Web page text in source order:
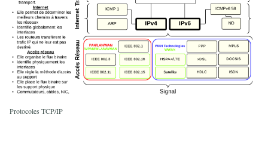
6. Enregistrement REGISTER
7. Proxy SIP UDP
8. Back-to-Back User Agent
9. Flux SIP Trapéziodal
10. Extensions SIP
11. Sécurité SIP
12. RFCs SIP
13. Annexes
Protocoles TCP/IP